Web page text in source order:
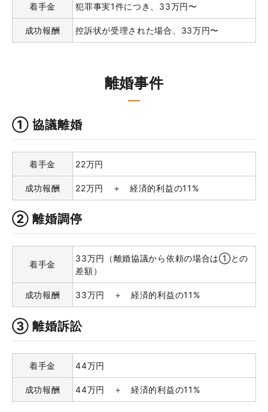
着手金 犯罪事実1件につき、33万円〜
成功報酬 控訴状が受理された場合、33万円〜
離婚事件
① 協議離婚
着手金 22万円
成功報酬 22万円 ＋ 経済的利益の11%
② 離婚調停
着手金
33万円（離婚協議から依頼の場合は①との
差額）
成功報酬 33万円 ＋ 経済的利益の11%
③ 離婚訴訟
着手金 44万円
成功報酬 44万円 ＋ 経済的利益の11%